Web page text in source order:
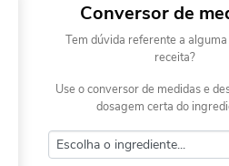
Conversor de
Tem dúvida referente a
receita?
Use o conversor de medidas e
dosagem certa do